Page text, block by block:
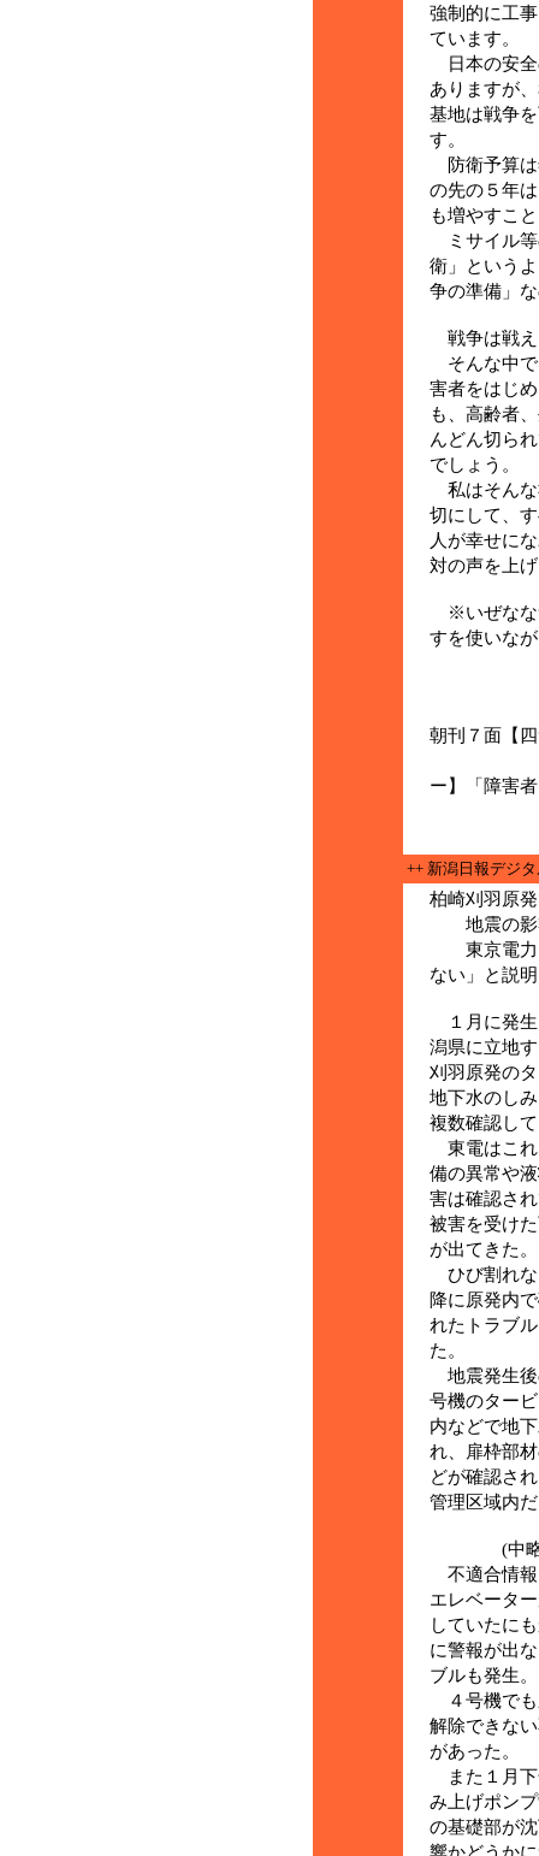
強制的に工
ています。
日本の安全
ありますが
基地は戦争
す。
防衛予算は
の先の５年
も増やすこ
ミサイル等
衛」という
争の準備」
戦争は戦え
そんな中で
害者をはじ
も、高齢者
んどん切ら
でしょう。
私はそんな
切にして、
人が幸せに
対の声を上
※いぜなな
すを使いな
朝刊７面【
ー】「障害
++ 新潟日報デジ
柏崎刈羽原
地震の影
東京電力
ない」と説明
１月に発生
潟県に立地
刈羽原発の
地下水のし
複数確認し
東電はこれ
備の異常や
害は確認さ
被害を受け
が出てきた。
ひび割れな
降に原発内
れたトラブ
た。
地震発生後
号機のター
内などで地
れ、扉枠部
どが確認さ
管理区域内
(中
不適合情報
エレベータ
していたに
に警報が出
ブルも発生。
４号機でも
解除できな
があった。
また１月下
み上げポン
の基礎部が
響かどうか